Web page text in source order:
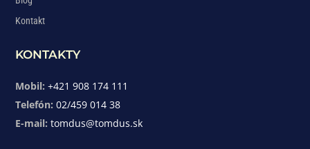
Kontakt
KONTAKTY
Mobil: +421 908 174 111
Telefón: 02/459 014 38
E-mail: tomdus@tomdus.sk